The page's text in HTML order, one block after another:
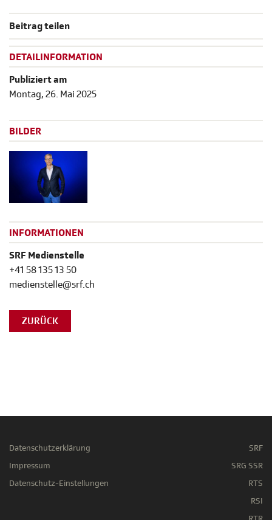
Beitrag teilen
DETAILINFORMATION
Publiziert am
Montag, 26. Mai 2025
BILDER
INFORMATIONEN
SRF Medienstelle
+41 58 135 13 50
medienstelle@srf.ch
ZURÜCK
Datenschutzerklärung
Impressum
Datenschutz-Einstellungen
SRF
SRG SSR
RTS
RSI